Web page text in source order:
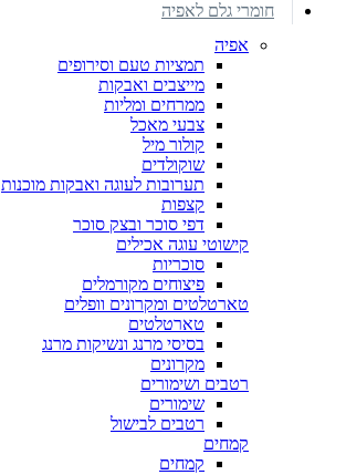
חומרי גלם לאפיה
אפיה
תמציות טעם וסירופים
מייצבים ואבקות
ממרחים ומליות
צבעי מאכל
קולור מיל
שוקולדים
תערובות לעוגה ואבקות מוכנות
קצפות
דפי סוכר ובצק סוכר
קישוטי עוגה אכילים
סוכריות
פיצוחים מקורמלים
טארטלטים ומקרונים וופלים
טארטלטים
בסיסי מרנג ונשיקות מרנג
מקרונים
רטבים ושימורים
שימורים
רטבים לבישול
קמחים
קמחים